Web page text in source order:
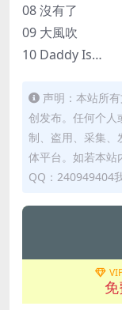
08 沒有了
09 大風吹
10 Daddy Is…
声明：本站所
创发布。任何个人
制、盗用、采集、
体平台。如若本站
QQ：240949404